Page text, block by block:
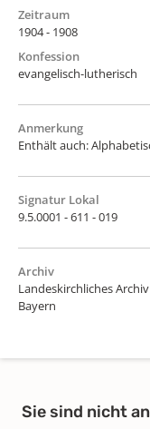
Zeitraum
1904 - 1908
Konfession
evangelisch-lutherisch
Anmerkung
Enthält auch:
Signatur Lokal
9.5.0001 - 611 - 019
Archiv
Landeskirchliches
Bayern
Sie sind nicht